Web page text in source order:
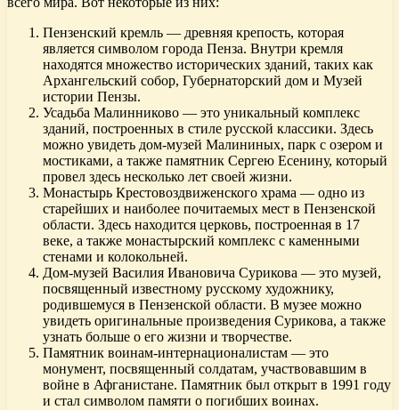
Пензенский кремль — древняя крепость, которая
является символом города Пенза. Внутри кремля
находятся множество исторических зданий, таких как
Архангельский собор, Губернаторский дом и Музей
истории Пензы.
Усадьба Малинниково — это уникальный комплекс
зданий, построенных в стиле русской классики. Здесь
можно увидеть дом-музей Малининых, парк с озером и
мостиками, а также памятник Сергею Есенину, который
провел здесь несколько лет своей жизни.
Монастырь Крестовоздвиженского храма — одно из
старейших и наиболее почитаемых мест в Пензенской
области. Здесь находится церковь, построенная в 17
веке, а также монастырский комплекс с каменными
стенами и колокольней.
Дом-музей Василия Ивановича Сурикова — это музей,
посвященный известному русскому художнику,
родившемуся в Пензенской области. В музее можно
увидеть оригинальные произведения Сурикова, а также
узнать больше о его жизни и творчестве.
Памятник воинам-интернационалистам — это
монумент, посвященный солдатам, участвовавшим в
войне в Афганистане. Памятник был открыт в 1991 году
и стал символом памяти о погибших воинах.